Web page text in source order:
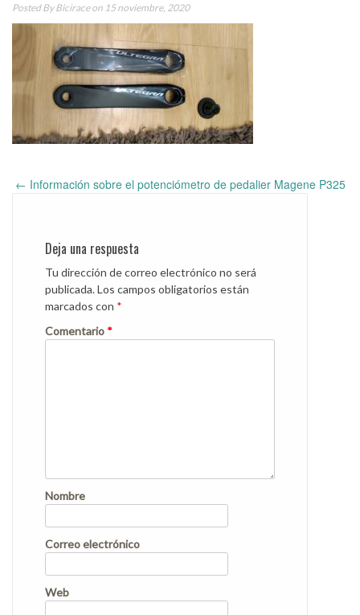
Posted ByBiciraceon 15 noviembre, 2020
Post
← Información sobre el potenciómetro de pedalier Magene P325
Deja una respuesta
Tu dirección de correo electrónico no será
publicada.Los campos obligatorios están
marcados con *
Comentario *
Nombre
Correo electrónico
Web